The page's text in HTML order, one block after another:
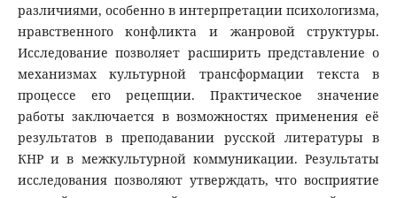
различиями, особенно в интерпретации психологизма,
нравственного конфликта и жанровой структуры.
Исследование позволяет расширить представление о
механизмах культурной трансформации текста в
процессе его рецепции. Практическое значение
работы заключается в возможностях применения её
результатов в преподавании русской литературы в
КНР и в межкультурной коммуникации. Результаты
исследования позволяют утверждать, что восприятие